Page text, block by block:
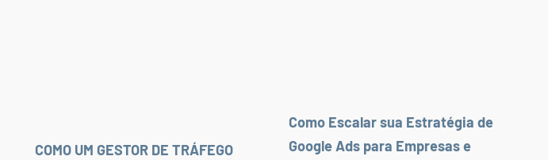
COMO UM GESTOR DE TRÁFEGO
Como Escalar sua Estratégia de
Google Ads para Empresas e